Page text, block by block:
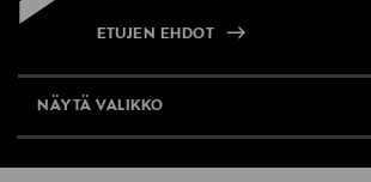
ETUJEN EHDOT
NÄYTÄ VALIKKO